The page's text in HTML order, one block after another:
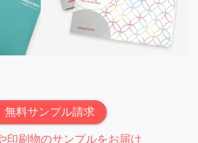
無料サンプル請求
印刷物のサンプルをお届け